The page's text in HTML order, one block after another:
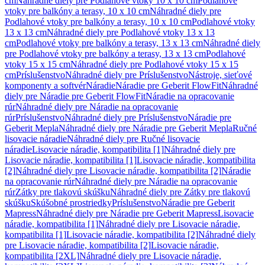
vtoky pre balkóny a terasy, 10 x 10 cmNáhradné diely pre
Podlahové vtoky pre balkóny a terasy, 10 x 10 cmPodlahové vtoky
13 x 13 cmNáhradné diely pre Podlahové vtoky 13 x 13
cmPodlahové vtoky pre balkóny a terasy, 13 x 13 cmNáhradné diely
pre Podlahové vtoky pre balkóny a terasy, 13 x 13 cmPodlahové
vtoky 15 x 15 cmNáhradné diely pre Podlahové vtoky 15 x 15
cmPríslušenstvoNáhradné diely pre PríslušenstvoNástroje, sieťové
komponenty a softvérNáradieNáradie pre Geberit FlowFitNáhradné
diely pre Náradie pre Geberit FlowFitNáradie na opracovanie
rúrNáhradné diely pre Náradie na opracovanie
rúrPríslušenstvoNáhradné diely pre PríslušenstvoNáradie pre
Geberit MeplaNáhradné diely pre Náradie pre Geberit MeplaRučné
lisovacie náradieNáhradné diely pre Ručné lisovacie
náradieLisovacie náradie, kompatibilita [1]Náhradné diely pre
Lisovacie náradie, kompatibilita [1]Lisovacie náradie, kompatibilita
[2]Náhradné diely pre Lisovacie náradie, kompatibilita [2]Náradie
na opracovanie rúrNáhradné diely pre Náradie na opracovanie
rúrZátky pre tlakovú skúškuNáhradné diely pre Zátky pre tlakovú
skúškuSkúšobné prostriedkyPríslušenstvoNáradie pre Geberit
MapressNáhradné diely pre Náradie pre Geberit MapressLisovacie
náradie, kompatibilita [1]Náhradné diely pre Lisovacie náradie,
kompatibilita [1]Lisovacie náradie, kompatibilita [2]Náhradné diely
pre Lisovacie náradie, kompatibilita [2]Lisovacie náradie,
kompatibilita [2XL]Náhradné diely pre Lisovacie náradie,